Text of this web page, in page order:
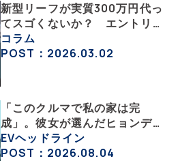
新型リーフが実質300万円代っ
てスゴくないか？ エントリー
グレード「B5」の中身を詳細
チェックした
コラム
POST：2026.03.02
「このクルマで私の家は完
成」。彼女が選んだヒョンデ
「IONIQ 5」の「エネルギーハ
ック」な生活【ななみんEVレ
EVヘッドライン
POST：2026.08.04